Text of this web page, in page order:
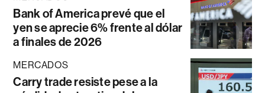
Bank of America prevé que el
yen se aprecie 6% frente al dólar
a finales de 2026
MERCADOS
Carry trade resiste pese a la